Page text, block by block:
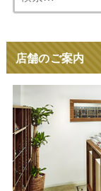
店舗のご案内